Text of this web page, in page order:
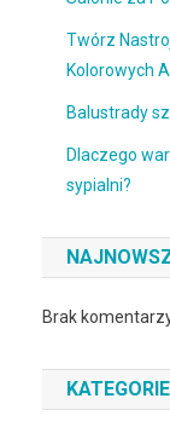
Twórz
Kolorowych
Balustrady
Dlaczego
sypialni?
Brak
KATEGORIE